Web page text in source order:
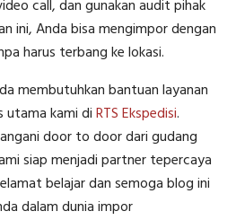
call, dan gunakan audit pihak
ini, Anda bisa mengimpor dengan
harus terbang ke lokasi.
membutuhkan bantuan layanan
utama kami diRTS Ekspedisi.
door to door dari gudang
siap menjadi partner tepercaya
belajar dan semoga blog ini
dalam dunia impor